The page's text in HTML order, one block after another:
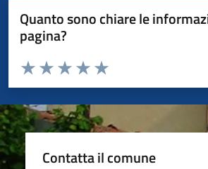
Quanto sono chiare le
pagina?
Valuta da 1 a 5 stelle la pagina
Valuta 5 stelle su 5
Valuta 4 stelle su 5
Valuta 3 stelle su 5
Valuta 2 stelle su 5
Valuta 1 stelle su 5
Contatta il comune